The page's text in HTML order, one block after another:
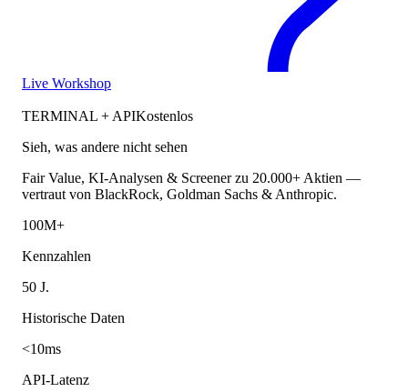
Live Workshop
TERMINAL + APIKostenlos
Sieh, was andere nicht sehen
Fair Value, KI-Analysen & Screener zu 20.000+ Aktien —
vertraut von BlackRock, Goldman Sachs & Anthropic.
100M+
Kennzahlen
50 J.
Historische Daten
<10ms
API-Latenz